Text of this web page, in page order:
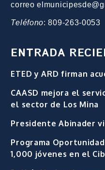
correo
Teléfono: 809-263-0053
ENTRADA
ETED y ARD firman
CAASD mejora el
el sector de Los Mina
Presidente Abinader
Programa
1,000 jóvenes en el